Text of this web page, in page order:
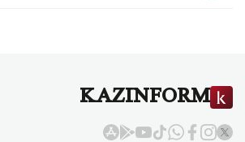
KAZINFORM